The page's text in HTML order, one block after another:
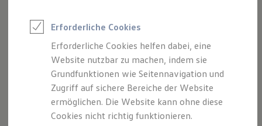
Elektroauto Leasing
Kleinwagen-Leasing
Leasing ohne Anzahlung
Finanzierung
Autokredit mit Schlussrate
Versicherungen und Garantien
Kfz-Versicherung
Restschuldversicherungen
Garantien
Im großzügigen Interieur empfängt Sie luxuriöser Komfort.
Sämtliche Bedienelemente sind ganz auf Sie ausgerichtet
und die harmonisch aufeinander abgestimmten Farben und
Materialien sorgen für hochwertige Atmosphäre. Ganz
gleich wofür Sie sich entscheiden, denn je nach
Ausstattungslinie stehen Ihnen von Stoff über Mikrovlies
„ArtVelours“ bis hin zu Leder „Nappa“ verschiedene
Erforderliche Cookies
Erforderliche Cookies helfen dabei, eine
Website nutzbar zu machen, indem sie
Grundfunktionen wie Seitennavigation und
Zugriff auf sichere Bereiche der Website
ermöglichen. Die Website kann ohne diese
Cookies nicht richtig funktionieren.